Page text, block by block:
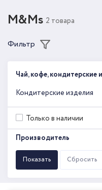
M&Ms 2 товара
Фильтр
Чай, кофе, кондитерские
Кондитерские изделия
Только в наличии
Производитель